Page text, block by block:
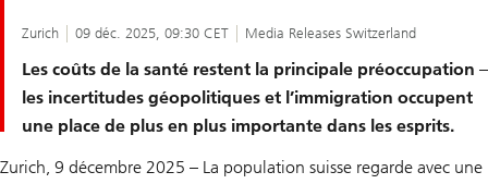
Zurich 09 déc. 2025, 09:30 CET Media Releases Switzerland
Les coûts de la santé restent la principale préoccupation –
les incertitudes géopolitiques et l’immigration occupent
une place de plus en plus importante dans les esprits.
Zurich, 9 décembre 2025 – La population suisse regarde avec une